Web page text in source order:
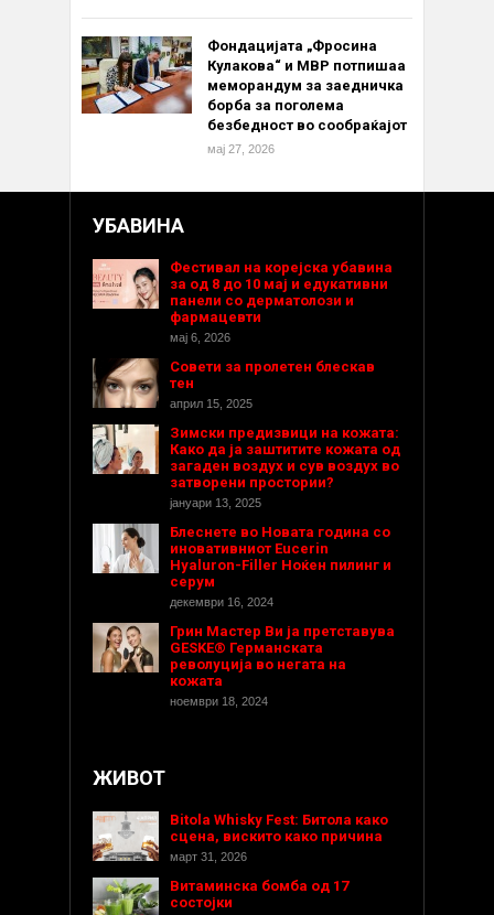
Фондацијата „Фросина
Кулакова“ и МВР потпишаа
меморандум за заедничка
борба за поголема
безбедност во сообраќајот
мај 27, 2026
УБАВИНА
Фестивал на корејска убавина
за од 8 до 10 мај и едукативни
панели со дерматолози и
фармацевти
мај 6, 2026
Совети за пролетен блескав
тен
април 15, 2025
Зимски предизвици на кожата:
Како да ја заштитите кожата од
загаден воздух и сув воздух во
затворени простории?
јануари 13, 2025
Блеснете во Новата година со
иновативниот Eucerin
Hyaluron-Filler Ноќен пилинг и
серум
декември 16, 2024
Грин Мастер Ви ја претставува
GESKE® Германската
револуција во негата на
кожата
ноември 18, 2024
ЖИВОТ
Bitola Whisky Fest: Битола како
сцена, вискито како причина
март 31, 2026
Витаминска бомба од 17
состојки